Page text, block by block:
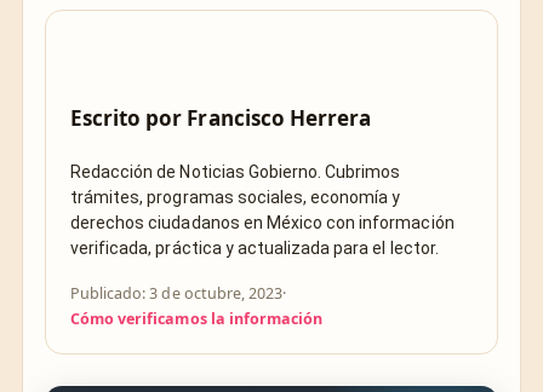
Escrito por Francisco Herrera
Redacción de Noticias Gobierno. Cubrimos
trámites, programas sociales, economía y
derechos ciudadanos en México con información
verificada, práctica y actualizada para el lector.
Publicado: 3 de octubre, 2023·
Cómo verificamos la información